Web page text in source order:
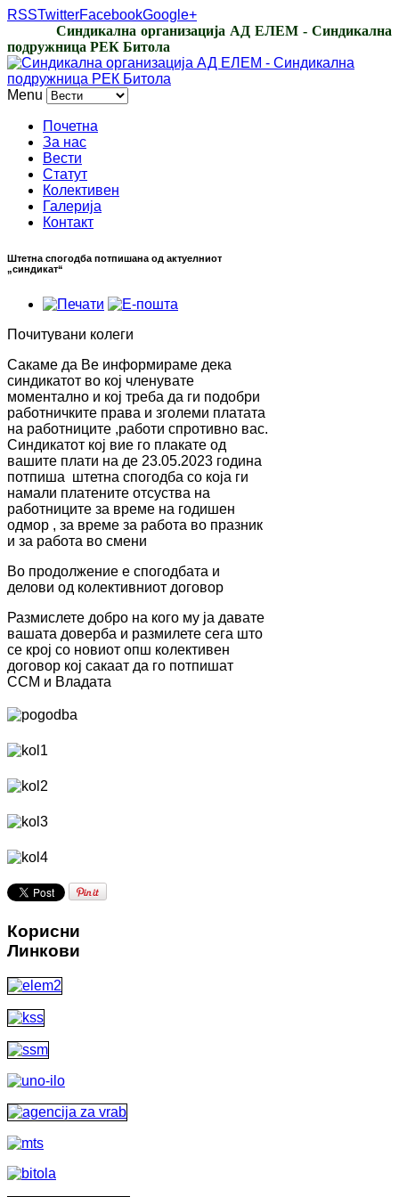
RSSTwitterFacebookGoogle+
Синдикална организација АД ЕЛЕМ - Синдикална
подружница РЕК Битола
Menu
Почетна
За нас
Вести
Статут
Колективен
Галерија
Контакт
Штетна спогодба потпишана од актуелниот
„синдикат“
Почитувани колеги
Сакаме да Ве информираме дека
синдикатот во кој членувате
моментално и кој треба да ги подобри
работничките права и зголеми платата
на работниците ,работи спротивно вас.
Синдикатот кој вие го плакате од
вашите плати на де 23.05.2023 година
потпиша штетна спогодба со која ги
намали платените отсуства на
работниците за време на годишен
одмор , за време за работа во празник
и за работа во смени
Во продолжение е спогодбата и
делови од колективниот договор
Размислете добро на кого му ја давате
вашата доверба и размилете сега што
се крој со новиот опш колективен
договор кој сакаат да го потпишат
ССМ и Владата
Корисни
Линкови